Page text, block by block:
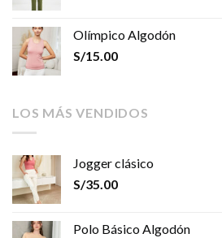
Olímpico Algodón
S/15.00
LOS MÁS VENDIDOS
Jogger clásico
S/35.00
Polo Básico Algodón